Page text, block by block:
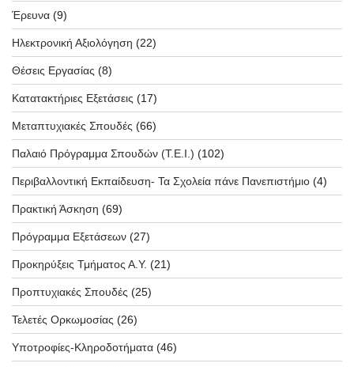
Έρευνα (9)
Ηλεκτρονική Αξιολόγηση (22)
Θέσεις Εργασίας (8)
Κατατακτήριες Εξετάσεις (17)
Μεταπτυχιακές Σπουδές (66)
Παλαιό Πρόγραμμα Σπουδών (T.E.I.) (102)
Περιβαλλοντική Εκπαίδευση- Τα Σχολεία πάνε Πανεπιστήμιο (4)
Πρακτική Άσκηση (69)
Πρόγραμμα Εξετάσεων (27)
Προκηρύξεις Τμήματος Α.Υ. (21)
Προπτυχιακές Σπουδές (25)
Τελετές Ορκωμοσίας (26)
Υποτροφίες-Κληροδοτήματα (46)